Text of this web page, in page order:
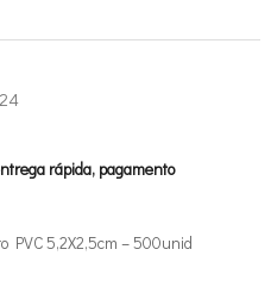
rápida, pagamento
PVC 5,2X2,5cm – 500unid